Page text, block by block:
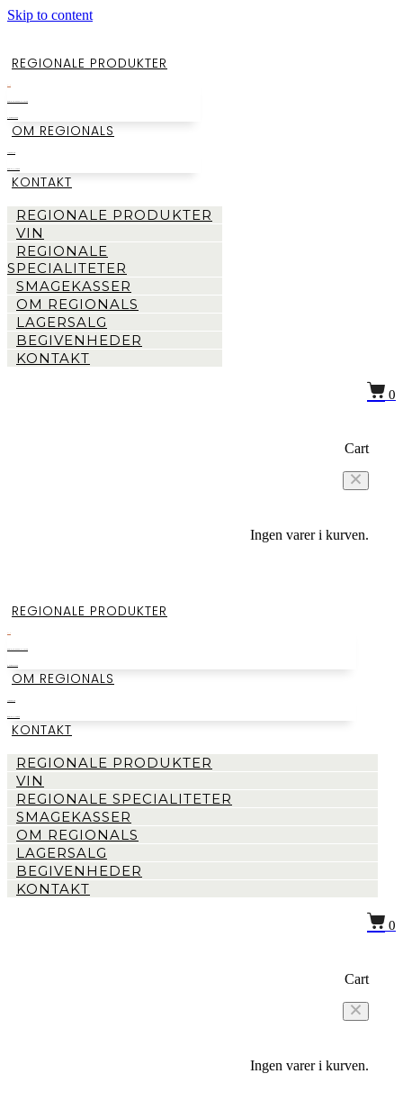
Skip to content
REGIONALE PRODUKTER
OM REGIONALS
KONTAKT
REGIONALE PRODUKTER
VIN
REGIONALE
SPECIALITETER
SMAGEKASSER
OM REGIONALS
LAGERSALG
BEGIVENHEDER
KONTAKT
0
Cart
Ingen varer i kurven.
REGIONALE PRODUKTER
OM REGIONALS
KONTAKT
REGIONALE PRODUKTER
VIN
REGIONALE SPECIALITETER
SMAGEKASSER
OM REGIONALS
LAGERSALG
BEGIVENHEDER
KONTAKT
0
Cart
Ingen varer i kurven.